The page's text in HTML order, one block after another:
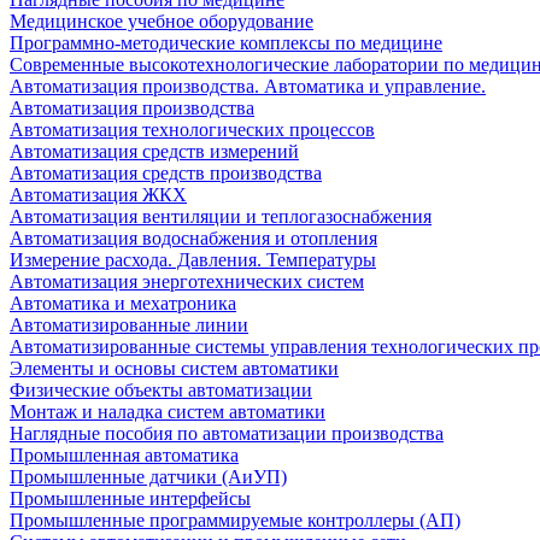
Медицинское учебное оборудование
Программно-методические комплексы по медицине
Современные высокотехнологические лаборатории по
Автоматизация производства. Автоматика и управление.
Автоматизация производства
Автоматизация технологических процессов
Автоматизация средств измерений
Автоматизация средств производства
Автоматизация ЖКХ
Автоматизация вентиляции и теплогазоснабжения
Автоматизация водоснабжения и отопления
Измерение расхода. Давления. Температуры
Автоматизация энерготехнических систем
Автоматика и мехатроника
Автоматизированные линии
Автоматизированные системы управления технологических
Элементы и основы систем автоматики
Физические объекты автоматизации
Монтаж и наладка систем автоматики
Наглядные пособия по автоматизации производства
Промышленная автоматика
Промышленные датчики (АиУП)
Промышленные интерфейсы
Промышленные программируемые контроллеры (АП)